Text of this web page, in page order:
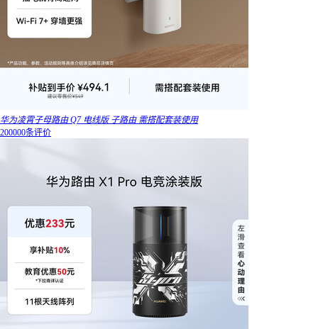
华为凌霄子母路由 Q7 电线版 子路由 需搭配套装使用
200000条评价